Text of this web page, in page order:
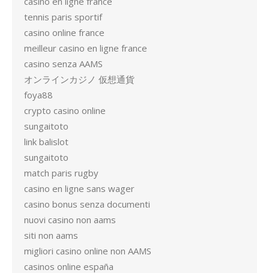
tennis paris sportif
casino online france
meilleur casino en ligne france
casino senza AAMS
オンラインカジノ 仮想通貨
foya88
crypto casino online
sungaitoto
link balislot
sungaitoto
match paris rugby
casino en ligne sans wager
casino bonus senza documenti
nuovi casino non aams
siti non aams
migliori casino online non AAMS
casinos online españa